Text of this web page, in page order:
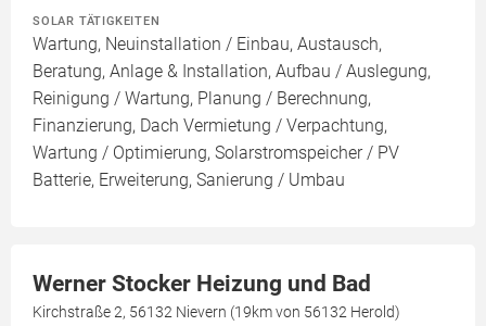
SOLAR TÄTIGKEITEN
Wartung, Neuinstallation / Einbau, Austausch,
Beratung, Anlage & Installation, Aufbau / Auslegung,
Reinigung / Wartung, Planung / Berechnung,
Finanzierung, Dach Vermietung / Verpachtung,
Wartung / Optimierung, Solarstromspeicher / PV
Batterie, Erweiterung, Sanierung / Umbau
Werner Stocker Heizung und Bad
Kirchstraße 2, 56132 Nievern (19km von 56132 Herold)